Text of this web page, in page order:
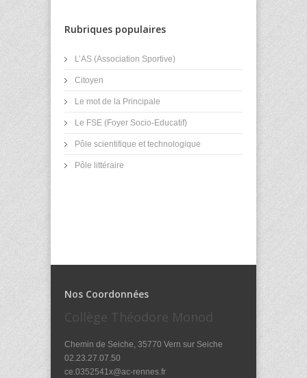
Rubriques populaires
L’AS (Association Sportive)
Citoyen
Le mot de la Principale
Le FSE (Foyer Socio-Educatif)
Pôle scientifique et technologique
Pôle littéraire
Nos Coordonnées
Collège Théodore Monod
Chemin de Seiche, 35770 Vern sur Seiche
02.23.27.07.50
ce.0352541x@ac-rennes.fr